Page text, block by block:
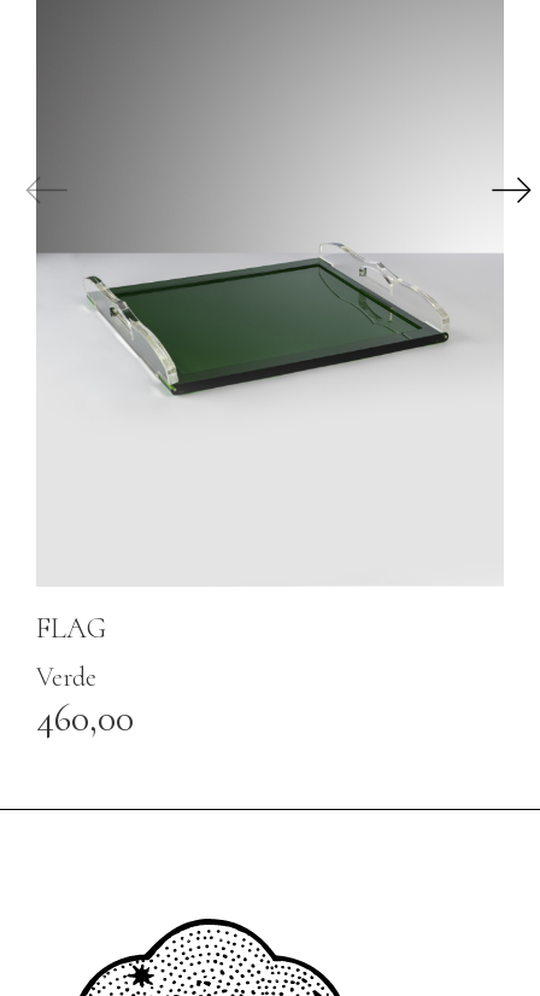
FLAG
Verde
460,00